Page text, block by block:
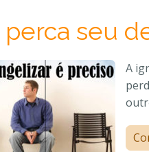
perca seu
A